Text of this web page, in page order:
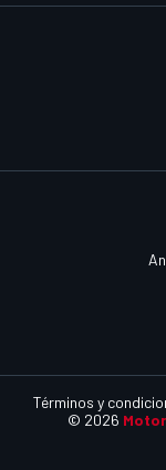
© 2026
Términos y